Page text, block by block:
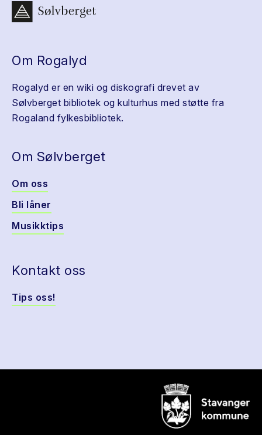
Om Rogalyd
Rogalyd er en wiki og diskografi drevet av
Sølvberget bibliotek og kulturhus med støtte fra
Rogaland fylkesbibliotek.
Om Sølvberget
Om oss
Bli låner
Musikktips
Kontakt oss
Tips oss!